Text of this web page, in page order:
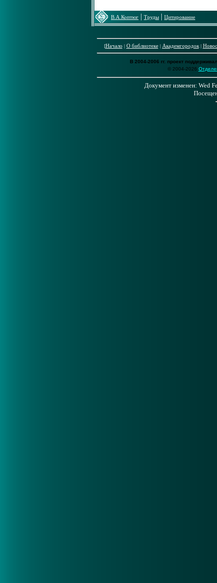
В.А.Коптюг | Труды | Цитирование
[Начало | О библиотеке| Академгородок|
В 2004-2006 гг. проект
© 2004-2026
Документ изменен: Wed